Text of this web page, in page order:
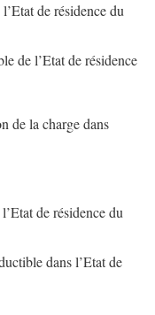
de résidence du
de l’Etat de résidence
de la charge dans
de résidence du
dans l’Etat de